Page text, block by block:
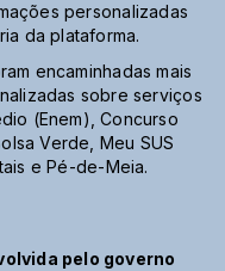
personalizadas
da plataforma.
encaminhadas mais
sobre serviços
(Enem), Concurso
Verde, Meu SUS
e Pé-de-Meia.
pelo governo